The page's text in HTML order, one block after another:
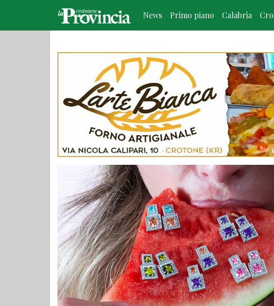
News Primo piano Calabria